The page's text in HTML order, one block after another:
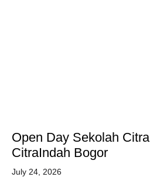
Open Day Sekolah
CitraIndah Bogor
July 24, 2026